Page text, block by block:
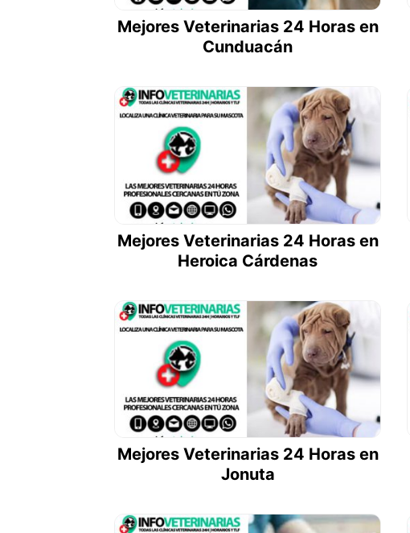
Mejores Veterinarias 24 Horas en
Cunduacán
Mejores Veterinarias 24 Horas en
Heroica Cárdenas
Mejores Veterinarias 24 Horas en
Jonuta